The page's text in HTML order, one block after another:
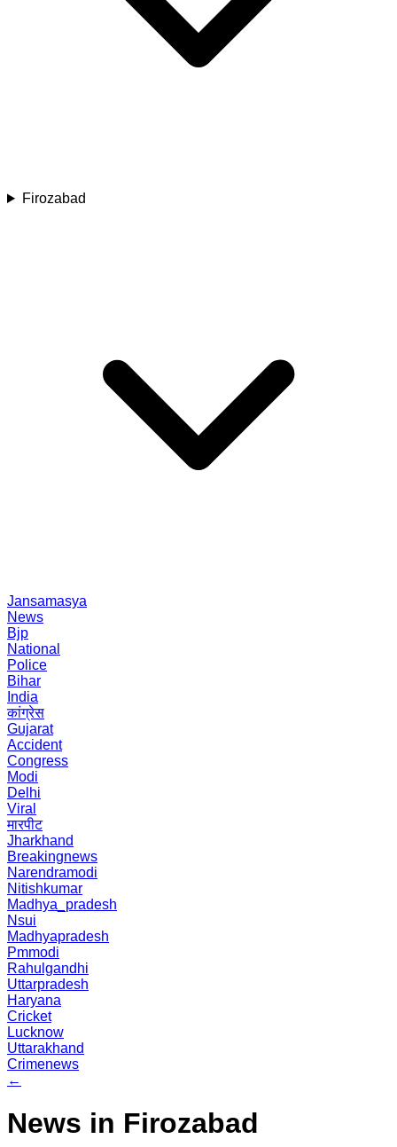
Firozabad
Jansamasya
News
Bjp
National
Police
Bihar
India
कांग्रेस
Gujarat
Accident
Congress
Modi
Delhi
Viral
मारपीट
Jharkhand
Breakingnews
Narendramodi
Nitishkumar
Madhya_pradesh
Nsui
Madhyapradesh
Pmmodi
Rahulgandhi
Uttarpradesh
Haryana
Cricket
Lucknow
Uttarakhand
Crimenews
←
News in Firozabad